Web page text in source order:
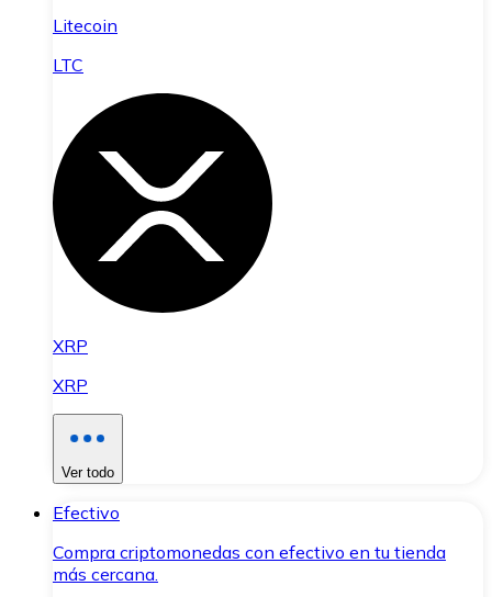
Litecoin
LTC
XRP
XRP
Ver todo
Efectivo
Compra criptomonedas con efectivo en tu tienda
más cercana.